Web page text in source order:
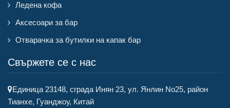
Ледена кофа
Аксесоари за бар
Отварачка за бутилки на капак бар
Свържете се с нас
Единица 23148, сграда Инян 23, ул. Янлин No25, район
Тианхе, Гуанджоу, Китай